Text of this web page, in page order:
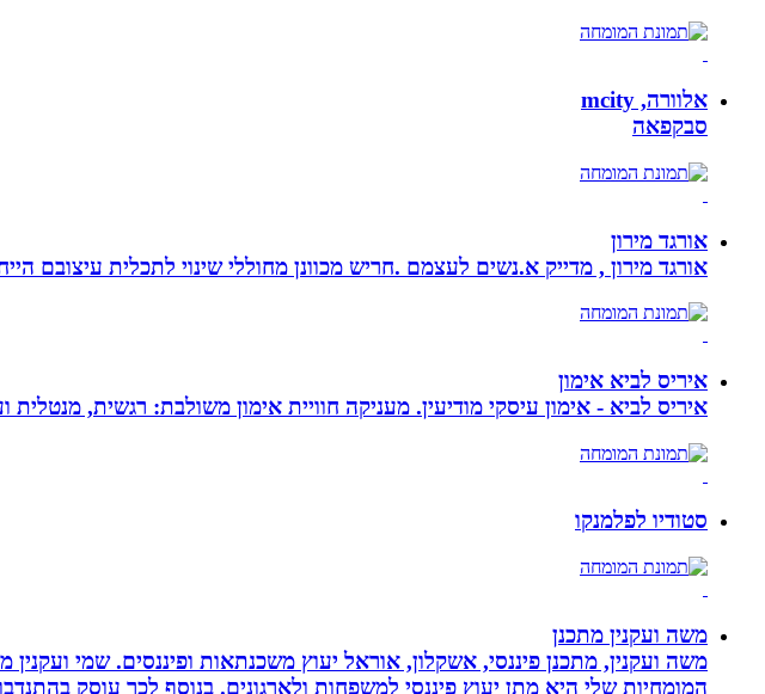
אלוורה, mcity
סבקפאה
אורגד מירון
אורגד מירון , מדייק א.נשים לעצמם .חריש מכוונן מחוללי שינוי לתכלית עיצובם הייחודי. גר בחריש .
איריס לביא אימון
איריס לביא - אימון עיסקי מודיעין. מעניקה חוויית אימון משולבת: רגשית, מנטלית
סטודיו לפלמנקו
משה ועקנין מתכנן
משה ועקנין, מתכנן פיננסי, אשקלון, אוראל יעוץ משכנתאות ופיננסים. שמי
המומחיות שלי היא מתן יעוץ פיננסי למשפחות ולארגונים. בנוסף לכך עוסק